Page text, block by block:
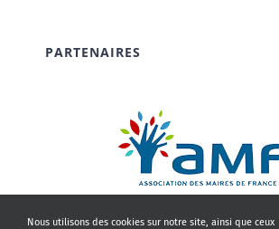
PARTENAIRES
Nous utilisons des cookies sur notre site, ainsi que ceux